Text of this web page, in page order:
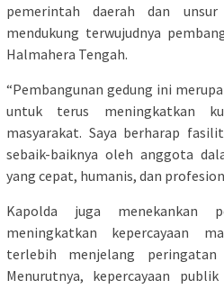
pemerintah daerah dan
mendukung terwujudnya
Halmahera Tengah.
“Pembangunan gedung ini
untuk terus meningkatkan
masyarakat. Saya berharap
sebaik-baiknya oleh anggota
yang cepat, humanis, dan
Kapolda juga menekankan
meningkatkan kepercayaan
terlebih menjelang peringatan
Menurutnya, kepercayaan